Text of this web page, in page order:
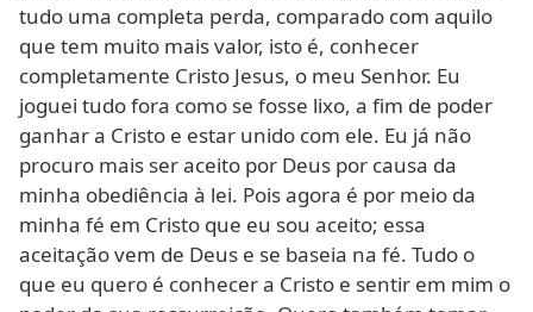
tudo uma completa perda, comparado com aquilo
que tem muito mais valor, isto é, conhecer
completamente Cristo Jesus, o meu Senhor. Eu
joguei tudo fora como se fosse lixo, a fim de poder
ganhar a Cristo e estar unido com ele. Eu já não
procuro mais ser aceito por Deus por causa da
minha obediência à lei. Pois agora é por meio da
minha fé em Cristo que eu sou aceito; essa
aceitação vem de Deus e se baseia na fé. Tudo o
que eu quero é conhecer a Cristo e sentir em mim o